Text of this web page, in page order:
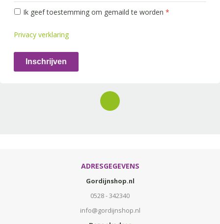
Ik geef toestemming om gemaild te worden *
Privacy verklaring
Inschrijven
ADRESGEGEVENS
Gordijnshop.nl
0528 - 342340
info@gordijnshop.nl